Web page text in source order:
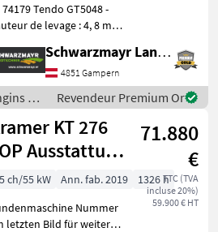
Tendo GT5048 -
de levage : 4, 8 m -
kg sans contrepoids,
1 900 kg avec
- équipé d'un
Schwarzmayr Landtechnik GmbH - Gampern
4851 Gampern
de
/
Revendeur Premium Or
KT 276
Ausstattung
1.300
Betriebsstunden
71.880
€
TTC (TVA
incluse 20%)
59.900 € HT
ch/55 kW Ann. fab. 2019
1326 h
Nummer
letzten Bild für weitere